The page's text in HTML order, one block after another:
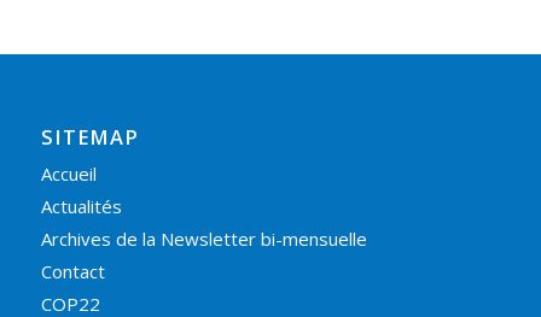
SITEMAP
Accueil
Actualités
Archives de la Newsletter bi-mensuelle
Contact
COP22